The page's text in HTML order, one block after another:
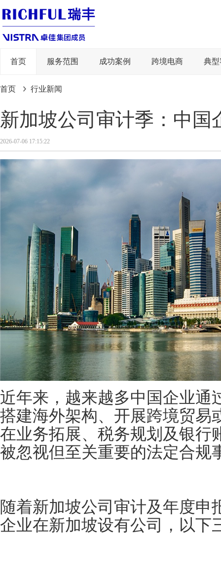
首页 服务范围 成功案例 跨境电商 典
首页 行业新闻
新加坡公司审计季：中国
2026-07-06 17:15:22
近年来，越来越多中国企业通
搭建海外架构、开展跨境贸易
在业务拓展、税务规划及银行
被忽视但至关重要的法定合
随着新加坡公司审计及年度申
企业在新加坡设有公司，以下